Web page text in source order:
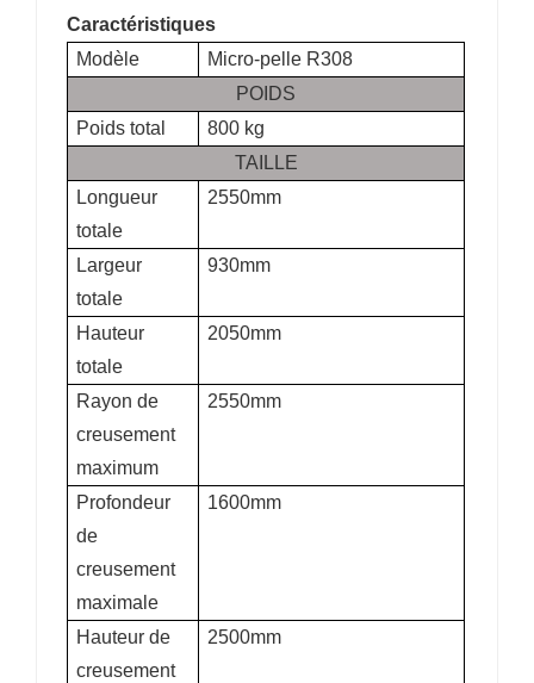
Caractéristiques
Modèle
Micro-pelle R308
POIDS
Poids total
800 kg
TAILLE
Longueur
totale
2550mm
Largeur
totale
930mm
Hauteur
totale
2050mm
Rayon de
creusement
maximum
2550mm
Profondeur
de
creusement
maximale
1600mm
Hauteur de
creusement
2500mm